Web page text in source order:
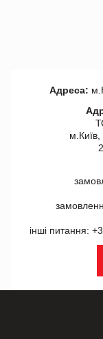
Адреса:
інші питання: